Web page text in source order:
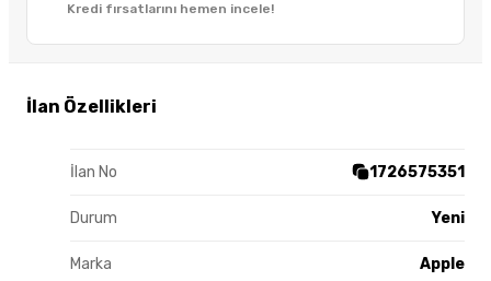
Kredi fırsatlarını hemen incele!
İlan Özellikleri
İlan No 1726575351
Durum Yeni
Marka Apple